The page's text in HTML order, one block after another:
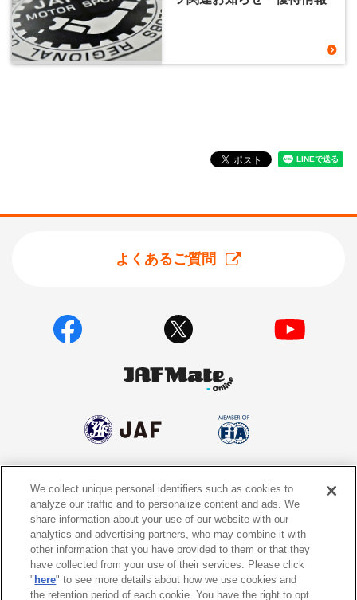
よくあるご質問
個人情報保護方針 個人情報の取り扱いについて
サイトポリシー ソーシャルメディア利用規約
特定商取引法に基づく表示 情報提供終了のお知らせ
Do Not Sell or Share My Personal
We collect unique personal identifiers such as cookies to
analyze our traffic and to personalize content and ads. We
share information about your use of our website with our
analytics and advertising partners, who may combine it with
other information that you have provided to them or that they
have collected from your use of their services. Please click
" here" to see more details about how we use cookies and
the retention period of each cookie. You have the right to opt